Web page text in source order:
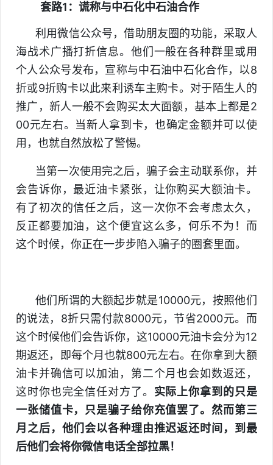
套路1：谎称与中石化中石油合作
利用微信公众号，借助朋友圈的功能，采取人
海战术广播打折信息。他们一般在各种群里或用
个人公众号发布，宣称与中石油中石化合作，以8
折或9折购卡以此来利诱车主购卡。对于陌生人的
推广，新人一般不会购买太大面额，基本上都是2
00元左右。当新人拿到卡，也确定金额并可以使
用，也就自然放松了警惕。
当第一次使用完之后，骗子会主动联系你，并
会告诉你，最近油卡紧张，让你购买大额油卡。
有了初次的信任之后，这一次你不会考虑太久，
反正都要加油，这个便宜这么多，何乐不为！而
这个时候，你正在一步步陷入骗子的圈套里面。
他们所谓的大额起步就是10000元，按照他们
的说法，8折只需付款8000元，节省2000元。而
这个时候他们会告诉你，这10000元油卡会分为12
期返还，即每个月也就800元左右。在你拿到大额
油卡并确信可以加油，第二个月也会如数返还，
这时你也完全信任对方了。 实际上你拿到的只是
一张储值卡，只是骗子给你充值罢了。 然而第三
月之后，他们会以各种理由推迟返还时间，到最
后他们会将你微信电话全部拉黑！